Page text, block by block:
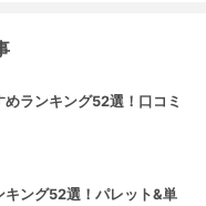
ランキング52選！口コミ
キング52選！パレット&単